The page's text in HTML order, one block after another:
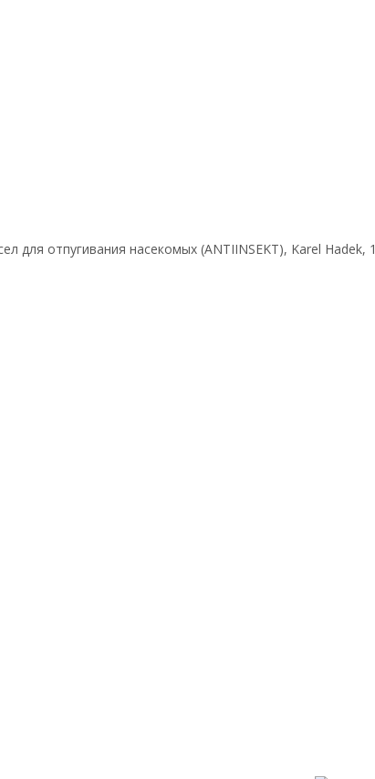
для отпугивания насекомых (ANTIINSEKT), Karel Hadek,